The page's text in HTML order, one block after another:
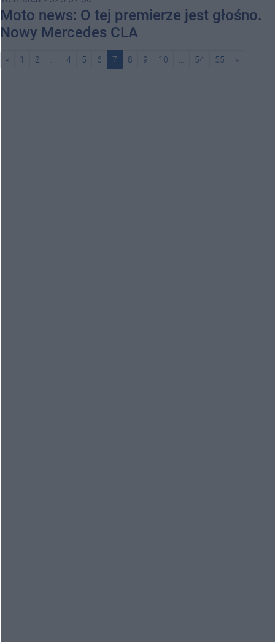
Moto news: O tej premierze jest głośno.
Nowy Mercedes CLA
« 1 2 ... 4 5 6 7 8 9 10 ... 54 55 »